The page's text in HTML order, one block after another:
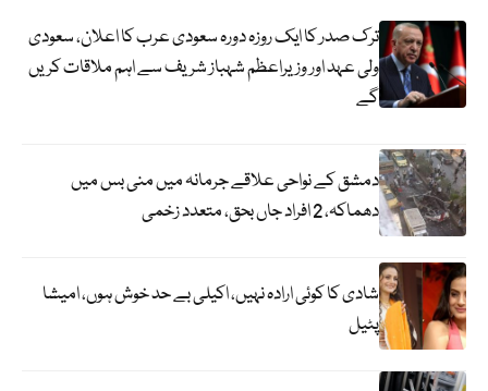
ترک صدر کا ایک روزہ دورہ سعودی عرب کا اعلان، سعودی
ولی عہد اور وزیراعظم شہباز شریف سے اہم ملاقات کریں
گے
دمشق کے نواحی علاقے جرمانہ میں منی بس میں
دھماکہ، 2 افراد جاں بحق، متعدد زخمی
شادی کا کوئی ارادہ نہیں، اکیلی بے حد خوش ہوں، امیشا
پٹیل